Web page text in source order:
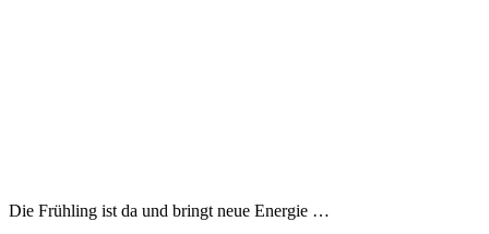
Die Frühling ist da und bringt neue Energie …